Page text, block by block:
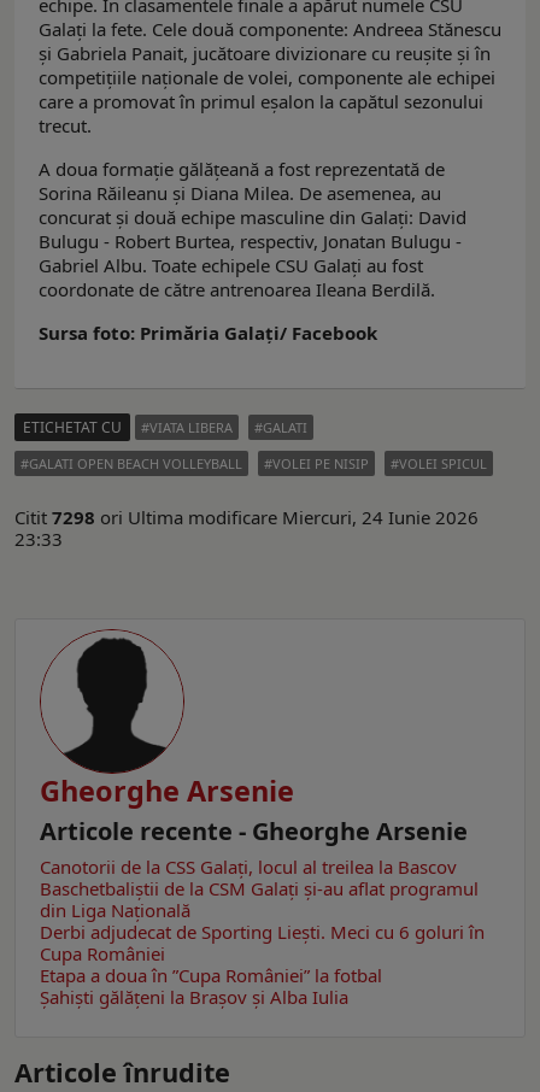
echipe. În clasamentele finale a apărut numele CSU
Galați la fete. Cele două componente: Andreea Stănescu
și Gabriela Panait, jucătoare divizionare cu reușite și în
competițiile naționale de volei, componente ale echipei
care a promovat în primul eșalon la capătul sezonului
trecut.
A doua formație gălățeană a fost reprezentată de
Sorina Răileanu și Diana Milea. De asemenea, au
concurat și două echipe masculine din Galați: David
Bulugu - Robert Burtea, respectiv, Jonatan Bulugu -
Gabriel Albu. Toate echipele CSU Galați au fost
coordonate de către antrenoarea Ileana Berdilă.
Sursa foto: Primăria Galați/ Facebook
ETICHETAT CU VIATA LIBERA
GALATI
GALATI OPEN BEACH VOLLEYBALL
VOLEI PE NISIP VOLEI SPICUL
Citit 7298 ori Ultima modificare Miercuri, 24 Iunie 2026
23:33
Gheorghe Arsenie
Articole recente - Gheorghe Arsenie
Canotorii de la CSS Galați, locul al treilea la Bascov
Baschetbaliștii de la CSM Galați și-au aflat programul
din Liga Națională
Derbi adjudecat de Sporting Liești. Meci cu 6 goluri în
Cupa României
Etapa a doua în ”Cupa României” la fotbal
Șahiști gălățeni la Brașov și Alba Iulia
Articole înrudite